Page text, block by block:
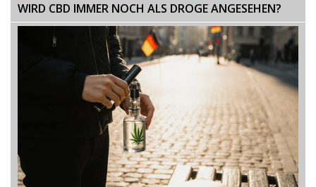
WIRD CBD IMMER NOCH ALS DROGE ANGESEHEN?